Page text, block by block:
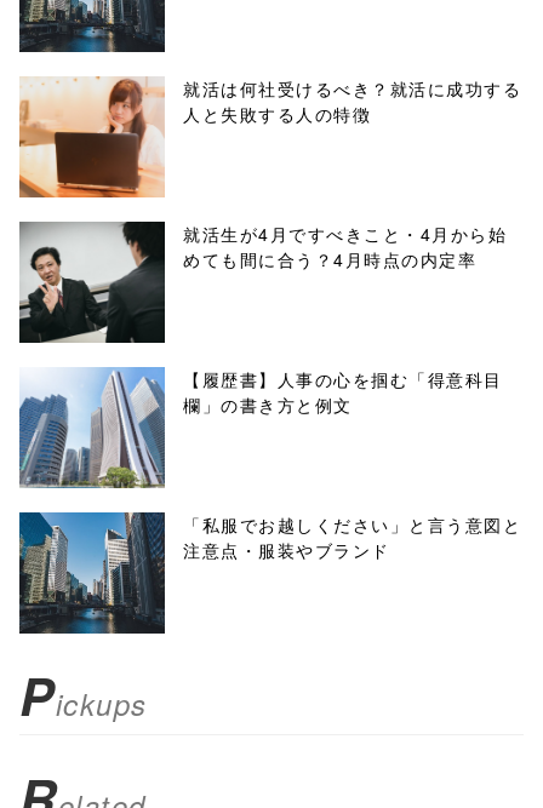
/tapbiz_theme/
parts/sns-
buttons.php on
line10
/1052419"
onclick="windo
w.open(this.hre
f, 'Gwindow',
'width=550,
height=450,
menubar=no,
toolbar=no,
scrollbars=yes'
false;"> シェア
就活は何社受けるべき？就活に成功する
人と失敗する人の特徴
就活生が4月ですべきこと・4月から始
めても間に合う？4月時点の内定率
【履歴書】人事の心を掴む「得意科目
欄」の書き方と例文
「私服でお越しください」と言う意図と
注意点・服装やブランド
Pickups